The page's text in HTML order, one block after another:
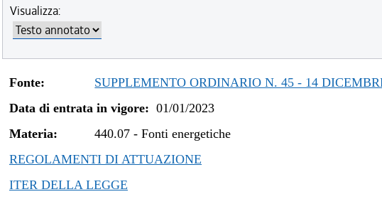
Visualizza:
Fonte:
SUPPLEMENTO ORDINARIO N. 45 - 14
Data di entrata in vigore: 01/01/2023
Materia:
440.07 -Fonti energetiche
REGOLAMENTI DI ATTUAZIONE
ITER DELLA LEGGE